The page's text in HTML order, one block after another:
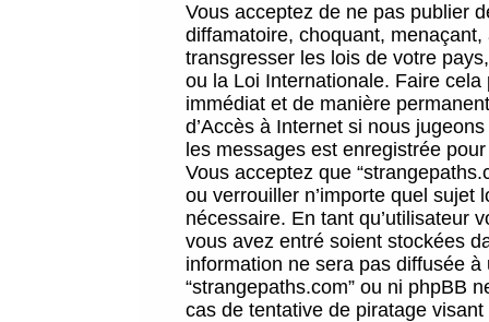
Vous acceptez de ne pas publier
diffamatoire, choquant,
transgresser les lois de votre
ou la Loi Internationale. Faire
immédiat et de manière
d’Accès à Internet si nous
les messages est enregistrée
Vous acceptez que
ou verrouiller n’importe quel sujet
nécessaire. En tant qu’utilisateur
vous avez entré soient stockées
information ne sera pas diffusée
“strangepaths.com” ou ni phpBB
cas de tentative de piratage